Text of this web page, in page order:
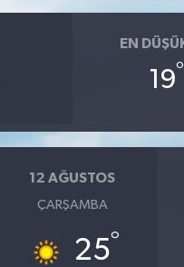
EN
19°
12 AĞUSTOS
ÇARŞAMBA
25°